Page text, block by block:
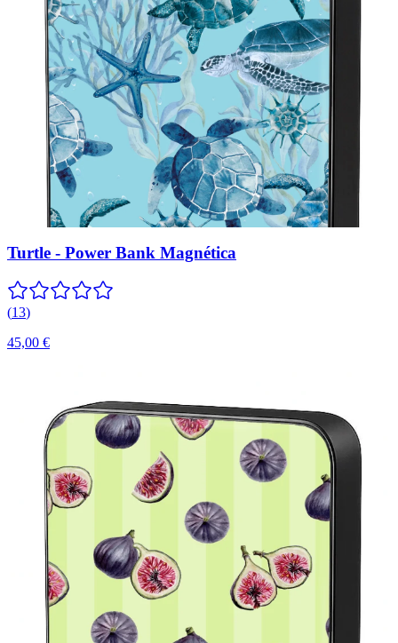
Turtle - Power Bank Magnética
(13)
45,00 €